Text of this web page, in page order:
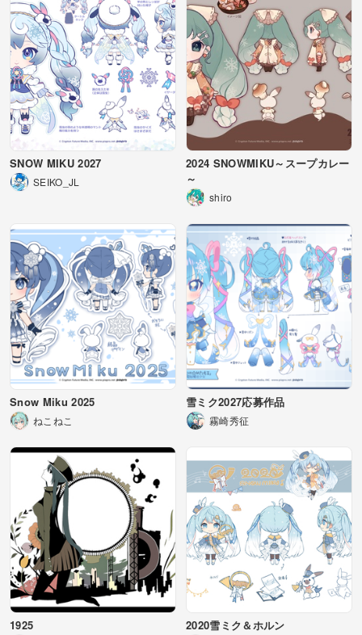
SNOW MIKU 2027
SEIKO_JL
2024 SNOWMIKU～スープカレー
～
shiro
Snow Miku 2025
ねこねこ
雪ミク2027応募作品
霧崎秀征
1925 2020雪ミク＆ホルン